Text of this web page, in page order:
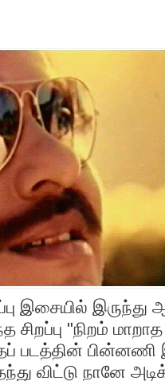
இசையில் இருந்து
சிறப்பு "நிறம்
படத்தின்
விட்டு நானே